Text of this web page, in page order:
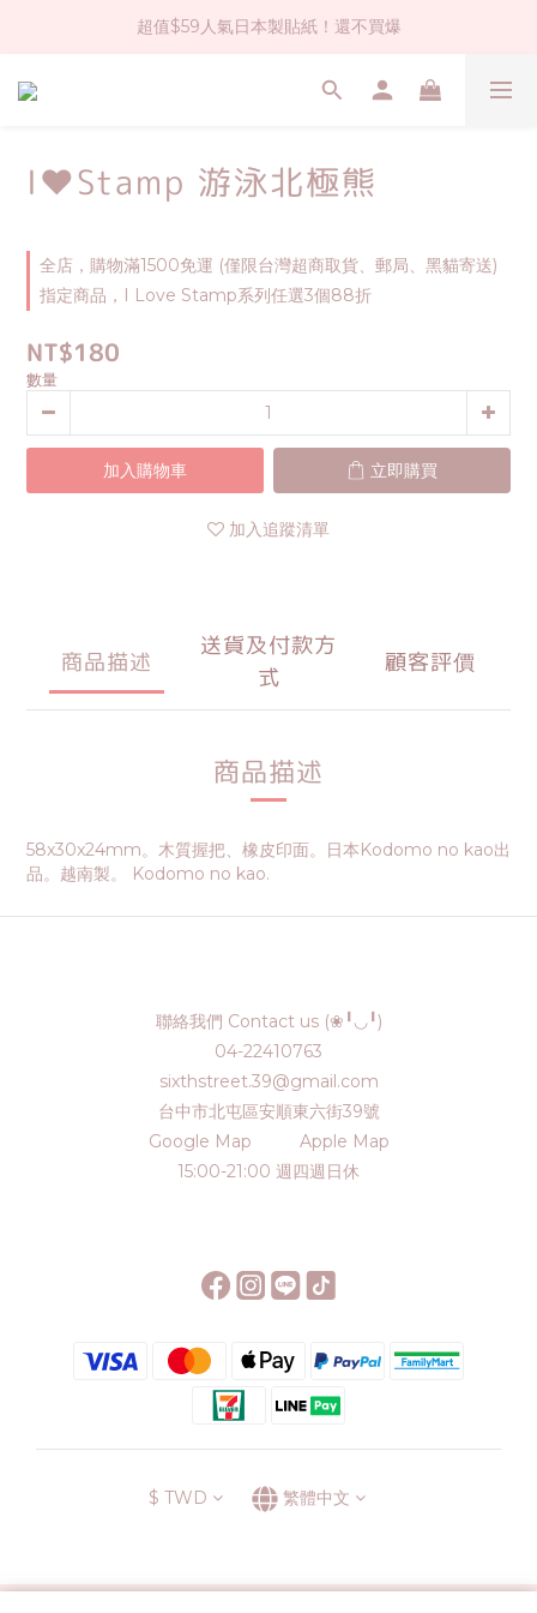
社群大人氣！各種有趣的打洞器
超值$59人氣日本製貼紙！還不買爆
全店$1500免運(台灣地區)
I❤Stamp 游泳北極熊
全店，購物滿1500免運 (僅限台灣超商取貨、郵局、黑貓寄送)
指定商品，I Love Stamp系列任選3個88折
NT$180
數量
加入購物車 立即購買
加入追蹤清單
商品描述
送貨及付款方
式
顧客評價
商品描述
58x30x24mm。木質握把、橡皮印面。日本Kodomo no kao出
品。越南製。 Kodomo no kao.
聯絡我們 Contact us (❀╹◡╹)
04-22410763
sixthstreet.39@gmail.com
台中市北屯區安順東六街39號
Google Map
Apple Map
15:00-21:00 週四週日休
$ TWD 繁體中文